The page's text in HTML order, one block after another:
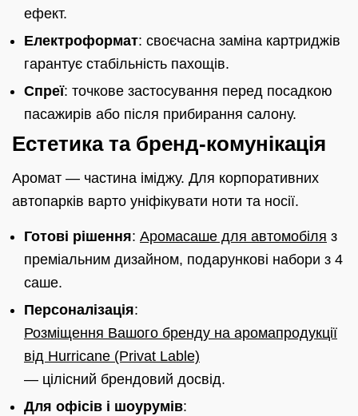
ефект.
Електроформат: своєчасна заміна картриджів
гарантує стабільність пахощів.
Спреї: точкове застосування перед посадкою
пасажирів або після прибирання салону.
Естетика та бренд-комунікація
Аромат — частина іміджу. Для корпоративних
автопарків варто уніфікувати ноти та носії.
Готові рішення: Аромасаше для автомобіля з
преміальним дизайном, подарункові набори з 4
саше.
Персоналізація:
Розміщення Вашого бренду на аромапродукції
від Hurricane (Privat Lable)
— цілісний брендовий досвід.
Для офісів і шоурумів: